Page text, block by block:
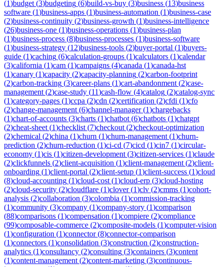
(1)budget (3)budgeting (6)build-vs-buy (3)business (13)business
software (1)business-apps (1)business-automation (1)business-case
(2)business-continuity (2)business-growth (1)business-intelligence
(26)business-one (1)business-operations (1)business-plan
(1)business-process (8)business-processes (1)business-software
(1)business-strategy (12)business-tools (2)buyer-portal (1)buyers-
guide (1)caching (6)calculation-groups (1)calculators (1)calendar
(3)california (1)cam (1)campaigns (4)canada (1)canada-hst
(1)canary (1)capacity (2)capacity-planning (2)carbon-footprint
(2)carbon-tracking (3)career-plans (1)cart-abandonment (2)case-
management (2)case-study (11)cash-flow (4)catalog (2)catalog-sync
(1)category-pages (1)ccpa (2)cdn (2)certification (2)cfdi (1)cfo
(2)change-management (6)channel-manager(1)chargebacks
(1)chart-of-accounts (3)charts (1)chatbot (6)chatbots (1)chatgpt
(2)cheat-sheet (1)checklist (7)checkout (2)checkout-optimization
(2)chemical (2)china (1)churn (1)churn-management (1)churn-
prediction (2)churn-reduction (1)ci-cd (7)cicd (1)cin7 (1)circular-
economy (1)cis (1)citizen-development (3)citizen-services (1)claude
(2)clickfunnels (2)client-acquisition (1)client-management (2)client-
onboarding (1)client-portal (2)client-setup (1)client-success (1)cloud
(8)cloud-accounting (1)cloud-cost (1)cloud-erp (3)cloud-hosting
(2)cloud-security (2)cloudflare (1)clover(1)clv (2)cmms (1)cohort-
analysis (2)collaboration (3)colombia (1)commission-tracking
(1)community (3)company (1)company-story (1)comparison
(88)comparisons (1)compensation (1)compiere (2)compliance
(99)composable-commerce (2)composite-models (1)computer-vision
(1)configuration (1)connector(8)connector-comparison
(1)connectors (1)consolidation (3)construction (2)construction-
analytics (1)consultancy (2)consulting (3)containers (3)content
(1)content-management (2)content-marketing (3)continuous-